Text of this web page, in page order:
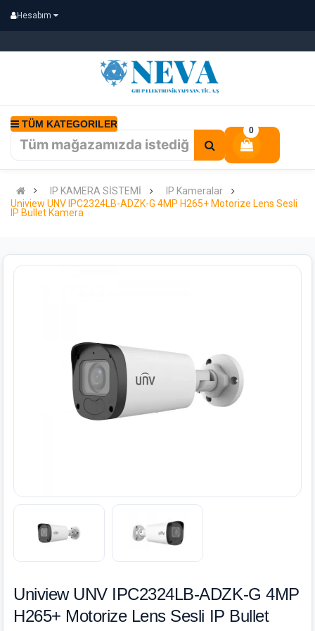
Hesabım
TÜM KATEGORILER
0
IP KAMERA SİSTEMİ
IP Kameralar
Uniview UNV IPC2324LB-ADZK-G 4MP H265+ Motorize Lens Sesli
IP Bullet Kamera
Uniview UNV IPC2324LB-ADZK-G 4MP
H265+ Motorize Lens Sesli IP Bullet